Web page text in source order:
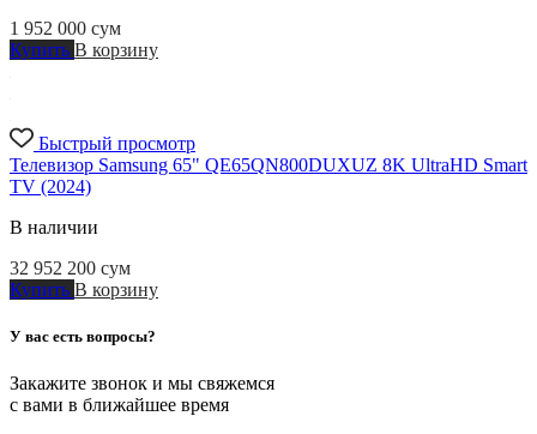
1 952 000 сум
Купить В корзину
Быстрый просмотр
Телевизор Samsung 65" QE65QN800DUXUZ 8K UltraHD Smart
TV (2024)
В наличии
32 952 200 сум
Купить В корзину
У вас есть вопросы?
Закажите звонок и мы свяжемся
с вами в ближайшее время